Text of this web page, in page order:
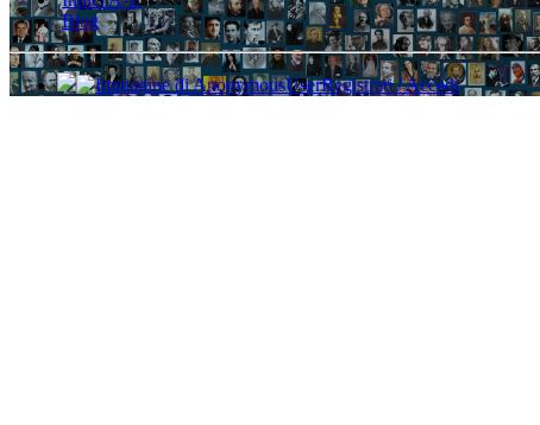
Blog
Registrati / Accedi